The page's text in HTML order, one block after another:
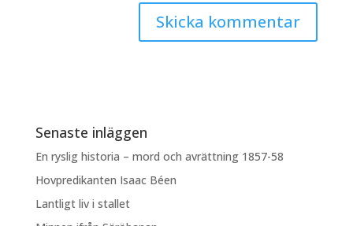
Senaste inläggen
En ryslig historia – mord och avrättning 1857-58
Hovpredikanten Isaac Béen
Lantligt liv i stallet